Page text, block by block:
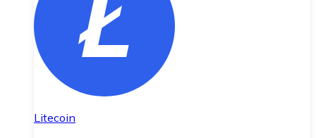
Litecoin